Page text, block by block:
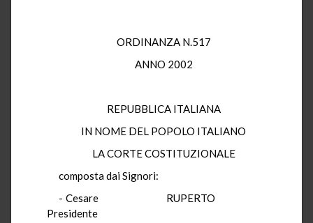
ORDINANZA N.517
ANNO 2002
REPUBBLICA ITALIANA
IN NOME DEL POPOLO ITALIANO
LA CORTE COSTITUZIONALE
composta dai Signori:
- Cesare RUPERTO
Presidente